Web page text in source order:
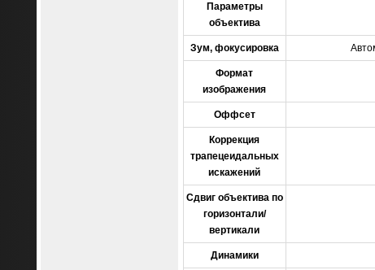
Параметры
объектива
Зум, фокусировка
Формат
изображения
Оффсет
Коррекция
трапецеидальных
искажений
Сдвиг объектива по
горизонтали/
вертикали
Динамики